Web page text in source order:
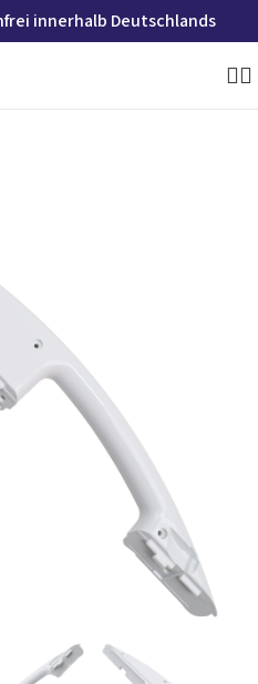
innerhalb Deutschlands